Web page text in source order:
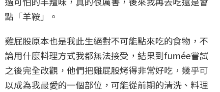
點「羊鞍」。
雞屁股原本也是我此生絕對不可能點來吃的食物，不
論用什麼料理方式我都無法接受，結果到fumée嘗試
之後完全改觀，他們把雞屁股烤得非常好吃，幾乎可
以成為我最愛的一個部位，可能從前期的清洗、料理